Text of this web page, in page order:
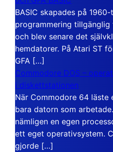
BASIC skapades på
programmering
och blev senare det
hemdatorer. På Atari ST
GFA […]
Commodore DOS –
i diskettstationen
När Commodore 64
bara datorn som
nämligen en egen
ett eget operativsystem.
gjorde […]